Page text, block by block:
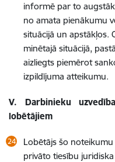
informē par to
no amata pienākumu
situācijā un apstākļos.
minētajā situācijā,
aizliegts piemērot
izpildījuma atteikumu.
V. Darbinieku
lobētājiem
Lobētājs šo
privāto tiesību